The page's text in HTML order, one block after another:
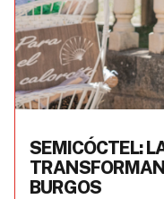
SEMICÓCTEL:
BURGOS